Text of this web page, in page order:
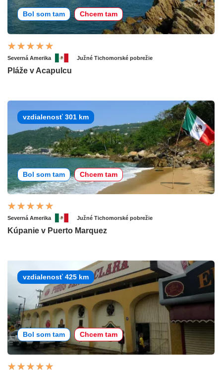
Bol som tam Chcem tam
Severná Amerika Južné Tichomorské pobrežie
Pláže v Acapulcu
vzdialenosť 301 km
Bol som tam Chcem tam
Severná Amerika Južné Tichomorské pobrežie
Kúpanie v Puerto Marquez
vzdialenosť 425 km
Bol som tam Chcem tam